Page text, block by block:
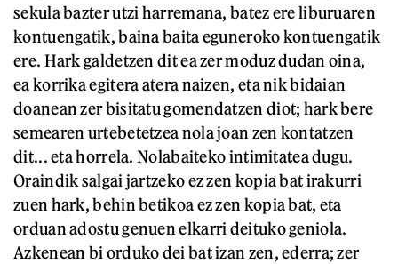
sekula bazter utzi harremana, batez ere liburuaren
kontuengatik, baina baita eguneroko kontuengatik
ere. Hark galdetzen dit ea zer moduz dudan oina,
ea korrika egitera atera naizen, eta nik bidaian
doanean zer bisitatu gomendatzen diot; hark bere
semearen urtebetetzea nola joan zen kontatzen
dit... eta horrela. Nolabaiteko intimitatea dugu.
Oraindik salgai jartzeko ez zen kopia bat irakurri
zuen hark, behin betikoa ez zen kopia bat, eta
orduan adostu genuen elkarri deituko geniola.
Azkenean bi orduko dei bat izan zen, ederra; zer